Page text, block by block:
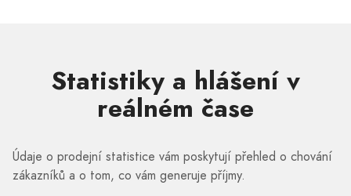
Statistiky a hlášení v
reálném čase
Údaje o prodejní statistice vám poskytují přehled o chování
zákazníků a o tom, co vám generuje příjmy.